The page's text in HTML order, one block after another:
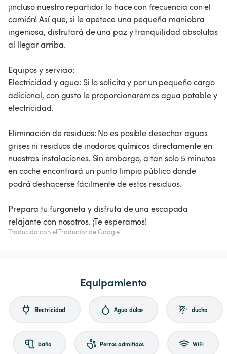
¡incluso nuestro repartidor lo hace con frecuencia con el
camión! Así que, si le apetece una pequeña maniobra
ingeniosa, disfrutará de una paz y tranquilidad absolutas
al llegar arriba.
Equipos y servicio:
Electricidad y agua: Si lo solicita y por un pequeño cargo
adicional, con gusto le proporcionaremos agua potable y
electricidad.
Eliminación de residuos: No es posible desechar aguas
grises ni residuos de inodoros químicos directamente en
nuestras instalaciones. Sin embargo, a tan solo 5 minutos
en coche encontrará un punto limpio público donde
podrá deshacerse fácilmente de estos residuos.
Prepara tu furgoneta y disfruta de una escapada
relajante con nosotros. ¡Te esperamos!
Traducido con el Traductor de Google
Equipamiento
Electricidad Agua dulce ducha
baño Perros admitidos WiFi